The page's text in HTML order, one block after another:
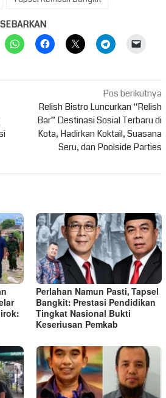
SEBARKAN
Pos berikutnya
Relish Bistro Luncurkan “Relish
Bar” Destinasi Sosial Terbaru di
Kota, Hadirkan Koktail, Suasana
Seru, dan Poolside Parties
Perlahan Namun Pasti, Tapsel
Bangkit: Prestasi Pendidikan
Tingkat Nasional Bukti
Keseriusan Pemkab